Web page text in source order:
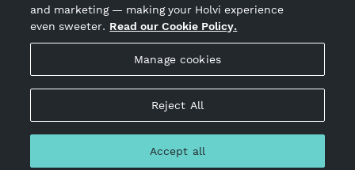
Hosted by Holvi
Holvi Payment Services Ltd is regulated by the Financial
© 2026 Holvi Payment Services Ltd.
and marketing — making your Holvi experience
even sweeter. Read our Cookie Policy.
Manage cookies
Reject All
Accept all